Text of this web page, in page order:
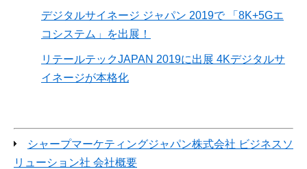
デジタルサイネージ ジャパン 2019で 「8K+5Gエ
コシステム」を出展！
リテールテックJAPAN 2019に出展 4Kデジタルサ
イネージが本格化
シャープマーケティングジャパン株式会社 ビジネスソ
リューション社 会社概要